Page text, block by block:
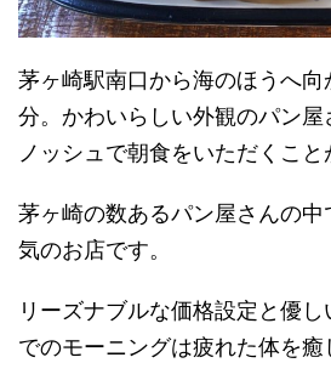
茅ヶ崎駅南口から海のほうへ
分。かわいらしい外観のパン
ノッシュで朝食をいただくこと
茅ヶ崎の数あるパン屋さんの中
気のお店です。
リーズナブルな価格設定と優
でのモーニングは疲れた体を癒